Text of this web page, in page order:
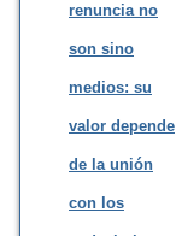
renuncia no
son sino
medios: su
valor depende
de la unión
con los